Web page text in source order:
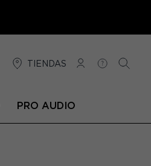
TIENDAS
CONEXIÓN
AYUDA
PRO AUDIO